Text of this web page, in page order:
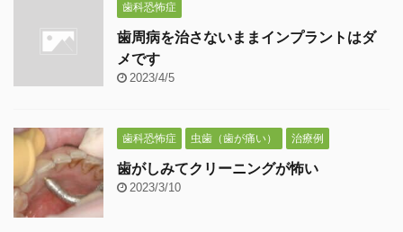
歯科恐怖症
歯周病を治さないままインプラントはダ
メです
2023/4/5
歯科恐怖症 虫歯（歯が痛い） 治療例
歯がしみてクリーニングが怖い
2023/3/10